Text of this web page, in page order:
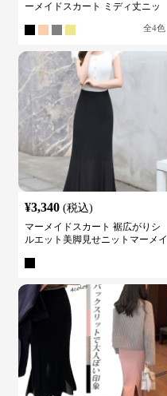
ーメイドスカート ミディ丈ニッ
全4色
¥3,340 (税込)
マーメイドスカート 裾広がりシ
ルエット美脚見せニットマーメイ